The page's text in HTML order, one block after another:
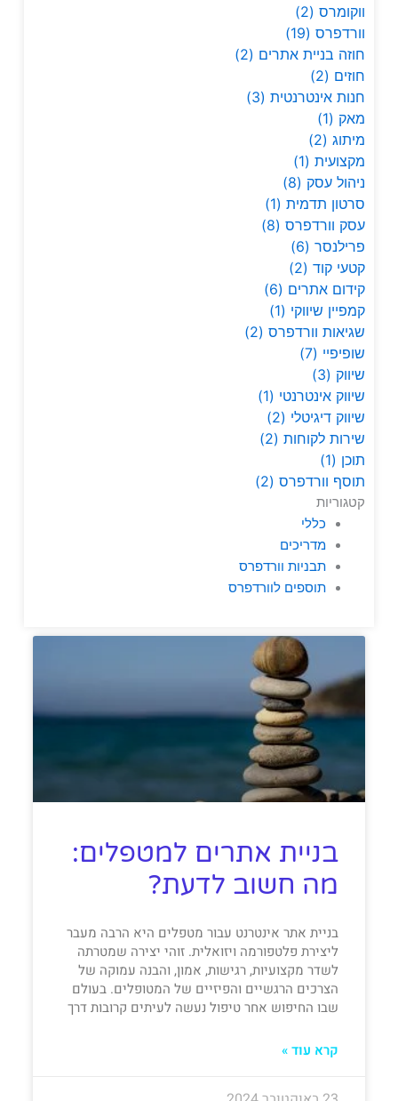
בניית אתרים למטפלים:
מה חשוב לדעת?
בניית אתר אינטרנט עבור מטפלים היא הרבה מעבר
ליצירת פלטפורמה ויזואלית. זוהי יצירה שמטרתה
לשדר מקצועיות, רגישות, אמון, והבנה עמוקה של
הצרכים הרגשיים והפיזיים של המטופלים. בעולם
שבו החיפוש אחר טיפול נעשה לעיתים קרובות דרך
קרא עוד »
ווקומרס(2)
וורדפרס(19)
חוזה בניית אתרים (2)
חוזים (2)
חנות אינטרנטית(3)
מאק (1)
מיתוג(2)
מקצועית(1)
ניהול עסק (8)
סרטון תדמית(1)
עסק וורדפרס(8)
פרילנסר(6)
קטעי קוד(2)
קידום אתרים (6)
קמפיין שיווקי (1)
שגיאות וורדפרס(2)
שופיפיי (7)
שיווק (3)
שיווק אינטרנטי (1)
שיווק דיגיטלי (2)
שירות לקוחות(2)
תוכן (1)
תוסף וורדפרס(2)
קטגוריות
כללי
מדריכים
תבניות וורדפרס
תוספים לוורדפרס